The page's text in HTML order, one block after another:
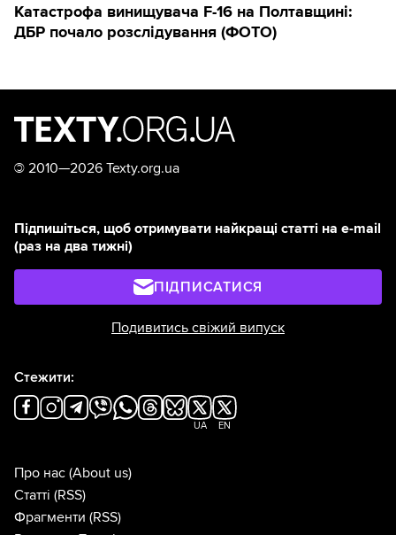
Катастрофа винищувача F-16 на Полтавщині:
ДБР почало розслідування (ФОТО)
© 2010—2026 Texty.org.ua
Підпишіться, щоб отримувати найкращі статті на e-mail
(раз на два тижні)
ПІДПИСАТИСЯ
Подивитись свіжий випуск
Стежити:
UA EN
Про нас (About us)
Статті (RSS)
Фрагменти (RSS)